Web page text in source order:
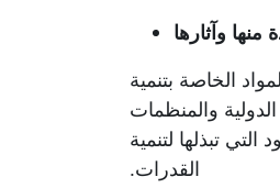
منها وآثارها
الخاصة بتنمية
والمنظمات
تبذلها لتنمية
القدرات.